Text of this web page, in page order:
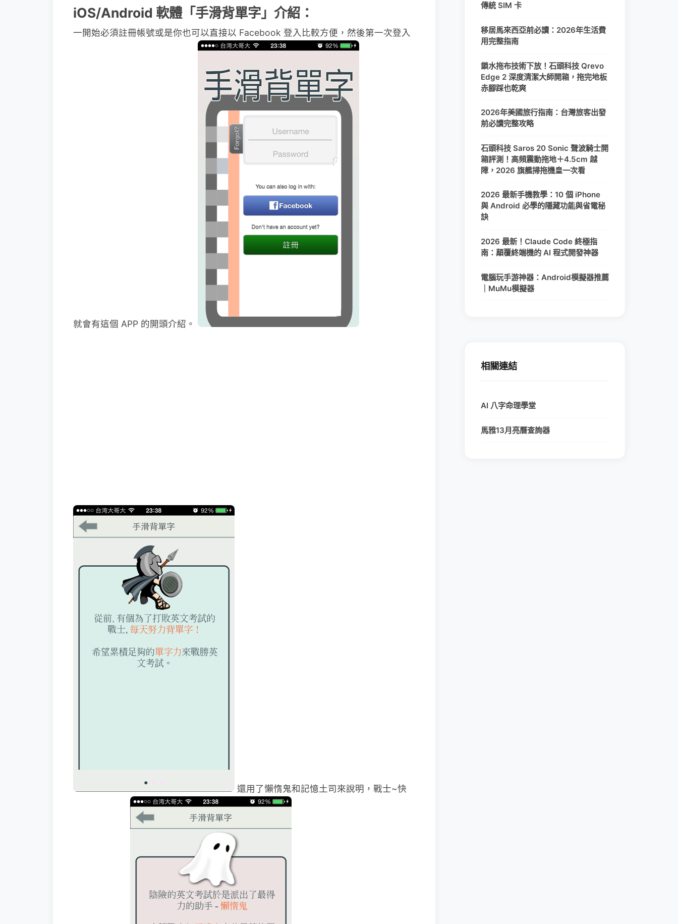
iOS/Android 軟體「手滑背單字」介紹：
一開始必須註冊帳號或是你也可以直接以 Facebook 登入比較方便，然後第一次登入
就會有這個 APP 的開頭介紹。
還用了懶惰鬼和記憶土司來說明，戰士~快
傳統 SIM 卡
移居馬來西亞前必讀：2026年生活費
用完整指南
鎖水拖布技術下放！石頭科技 Qrevo
Edge 2 深度清潔大師開箱，拖完地板
赤腳踩也乾爽
2026年美國旅行指南：台灣旅客出發
前必讀完整攻略
石頭科技 Saros 20 Sonic 聲波騎士開
箱評測！高頻震動拖地＋4.5cm 越
障，2026 旗艦掃拖機皇一次看
2026 最新手機教學：10 個 iPhone
與 Android 必學的隱藏功能與省電秘
訣
2026 最新！Claude Code 終極指
南：顛覆終端機的 AI 程式開發神器
電腦玩手游神器：Android模擬器推薦
｜MuMu模擬器
相關連結
AI 八字命理學堂
馬雅13月亮曆查詢器